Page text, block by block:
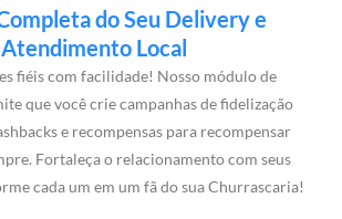
do Seu Delivery e
Atendimento Local
fiéis com facilidade! Nosso módulo de
que você crie campanhas de fidelização
e recompensas para recompensar
Fortaleça o relacionamento com seus
cada um em um fã do sua Churrascaria!